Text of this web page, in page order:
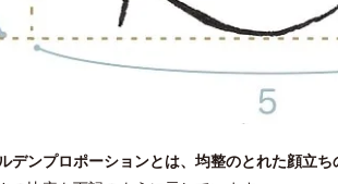
デンプロポーションとは、均整のとれた顔立ち